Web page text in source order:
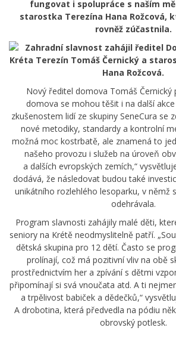
fungovat i spolupráce s naším
starostka Terezína Hana Rožcová,
rovněž zúčastnila.
Nový ředitel domova Tomáš Černický
domova se mohou těšit i na další
zkušenostem lidí ze skupiny SeneCura se
nové metodiky, standardy a kontrolní
možná moc kostrbatě, ale znamená to
našeho provozu i služeb na úroveň
a dalších evropských zemích,“
dodává, že následovat budou také
unikátního rozlehlého lesoparku, v němž
odehrávala.
Program slavnosti zahájily malé děti,
seniory na Krétě neodmyslitelně patří.
dětská skupina pro 12 dětí. Často se
prolínají, což má pozitivní vliv na obě
prostřednictvím her a zpívání s dětmi
připomínají si svá vnoučata atd. A ti
a trpělivost babiček a dědečků,“
A drobotina, která předvedla na pódiu
obrovský potlesk.